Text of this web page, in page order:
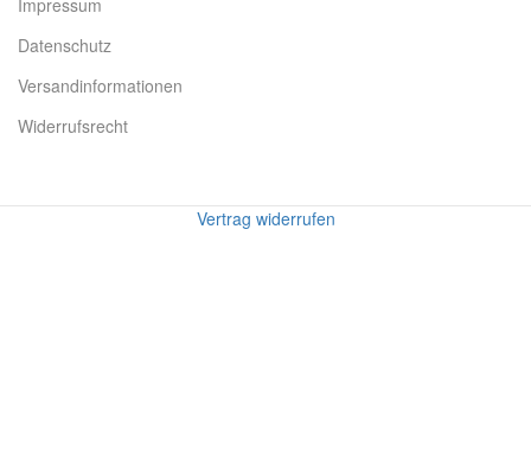
Impressum
Datenschutz
Versandinformationen
Widerrufsrecht
Vertrag widerrufen